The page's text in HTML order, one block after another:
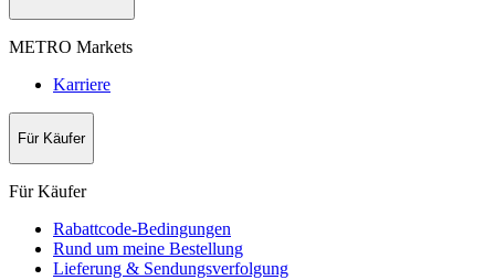
METRO Markets
Karriere
Für Käufer
Für Käufer
Rabattcode-Bedingungen
Rund um meine Bestellung
Lieferung & Sendungsverfolgung